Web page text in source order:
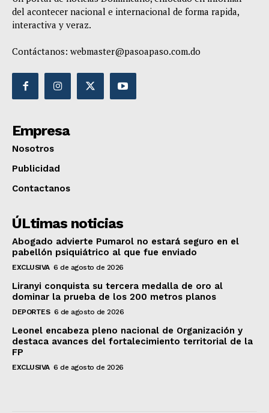
del acontecer nacional e internacional de forma rapida,
interactiva y veraz.
Contáctanos: webmaster@pasoapaso.com.do
Empresa
Nosotros
Publicidad
Contactanos
ÚLtimas noticias
Abogado advierte Pumarol no estará seguro en el
pabellón psiquiátrico al que fue enviado
EXCLUSIVA 6 de agosto de 2026
Liranyi conquista su tercera medalla de oro al
dominar la prueba de los 200 metros planos
DEPORTES 6 de agosto de 2026
Leonel encabeza pleno nacional de Organización y
destaca avances del fortalecimiento territorial de la
FP
EXCLUSIVA 6 de agosto de 2026